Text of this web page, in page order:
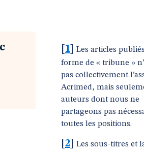
1
Les articles
forme de « tribune »
pas collectivement
Acrimed, mais
auteurs dont nous ne
partageons pas
toutes les positions.
2
Les sous-titres et